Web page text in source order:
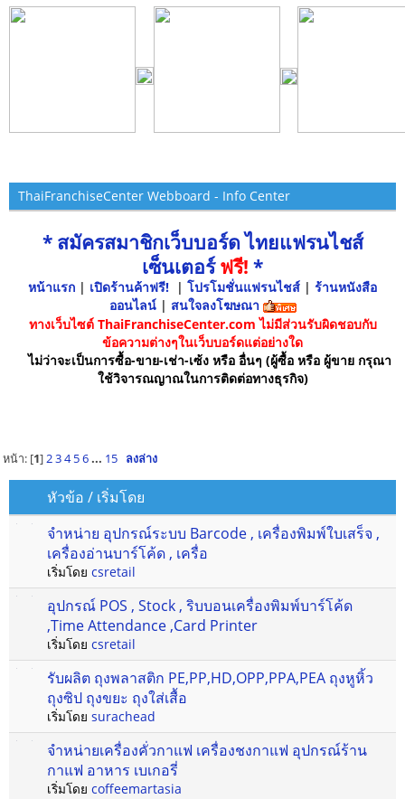
ThaiFranchiseCenter Webboard - Info Center
* สมัครสมาชิกเว็บบอร์ด ไทยแฟรนไชส์
เซ็นเตอร์ฟรี! *
หน้าแรก | เปิดร้านค้าฟรี! | โปรโมชั่นแฟรนไชส์ | ร้านหนังสือ
ออนไลน์ | สนใจลงโฆษณา
ทางเว็บไซต์ ThaiFranchiseCenter.com ไม่มีส่วนรับผิดชอบกับ
ข้อความต่างๆในเว็บบอร์ดแต่อย่างใด
ไม่ว่าจะเป็นการซื้อ-ขาย-เช่า-เซ้ง หรือ อื่นๆ (ผู้ซื้อ หรือ ผู้ขาย กรุณา
ใช้วิจารณญาณในการติดต่อทางธุรกิจ)
หน้า: [1]2 3 4 5 6 ... 15 ลงล่าง
หัวข้อ / เริ่มโดย
จำหน่าย อุปกรณ์ระบบ Barcode , เครื่องพิมพ์ใบเสร็จ ,
เครื่องอ่านบาร์โค้ด , เครื่อ
เริ่มโดย csretail
อุปกรณ์ POS , Stock , ริบบอนเครื่องพิมพ์บาร์โค้ด
,Time Attendance ,Card Printer
เริ่มโดย csretail
รับผลิต ถุงพลาสติก PE,PP,HD,OPP,PPA,PEA ถุงหูหิ้ว
ถุงซิป ถุงขยะ ถุงใส่เสื้อ
เริ่มโดย surachead
จำหน่ายเครื่องคั่วกาแฟ เครื่องชงกาแฟ อุปกรณ์ร้าน
กาแฟ อาหาร เบเกอรี่
เริ่มโดย coffeemartasia